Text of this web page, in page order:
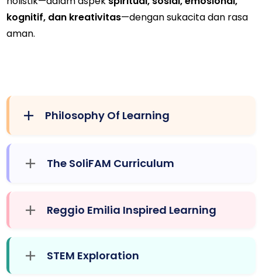
kognitif, dan kreativitas—dengan sukacita dan rasa
aman.
Philosophy Of Learning
The SoliFAM Curriculum
Reggio Emilia Inspired Learning
STEM Exploration